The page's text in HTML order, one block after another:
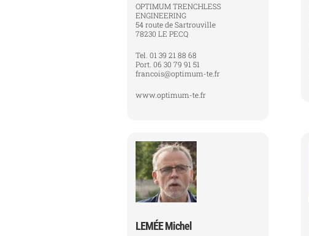
OPTIMUM TRENCHLESS
ENGINEERING
54 route de Sartrouville
78230 LE PECQ
Tel. 01 39 21 88 68
Port. 06 30 79 91 51
francois@optimum-te.fr
www.optimum-te.fr
LEMÉE Michel